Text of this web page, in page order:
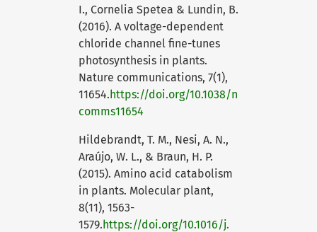
I., Cornelia Spetea & Lundin, B.
(2016). A voltage-dependent
chloride channel fine-tunes
photosynthesis in plants.
Nature communications, 7(1),
11654.https://doi.org/10.1038/n
comms11654
Hildebrandt, T. M., Nesi, A. N.,
Araújo, W. L., & Braun, H. P.
(2015). Amino acid catabolism
in plants. Molecular plant,
8(11), 1563-
1579.https://doi.org/10.1016/j.